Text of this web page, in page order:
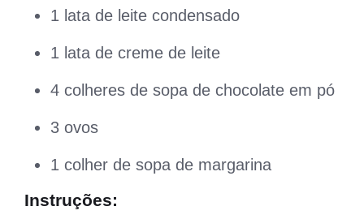
1 lata de leite condensado
1 lata de creme de leite
4 colheres de sopa de chocolate em pó
3 ovos
1 colher de sopa de margarina
Instruções: